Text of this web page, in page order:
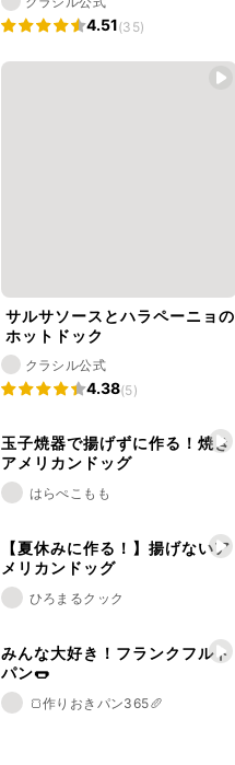
4.51(35)
サルサソースとハラペーニョの
ホットドック
クラシル公式
4.38(5)
玉子焼器で揚げずに作る！焼き
アメリカンドッグ
はらぺこもも
【夏休みに作る！】揚げないア
メリカンドッグ
ひろまるクック
みんな大好き！フランクフルト
パン🌭
🍞作りおきパン365🥖